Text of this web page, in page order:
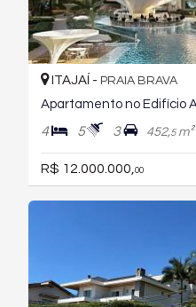
ITAJAÍ - PRAIA BRAVA
4 5 3 452,5m²
R$ 12.000.000,00